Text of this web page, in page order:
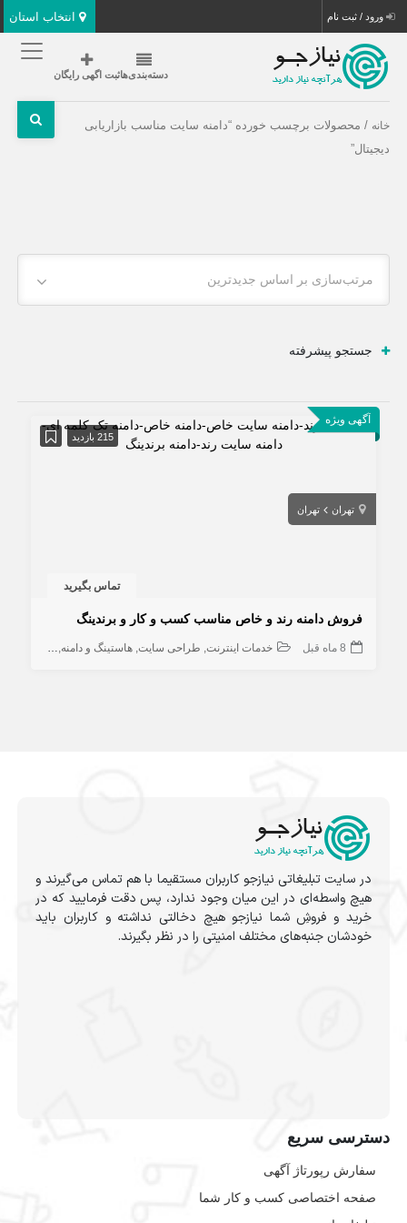
انتخاب استان ورود / ثبت نام
دسته‌بندی‌هاثبت اگهی رایگان
خانه / محصولات برچسب خورده “دامنه سایت مناسب بازاریابی
دیجیتال”
مرتب‌سازی بر اساس جدیدترین
جستجو پیشرفته
آگهی ویژه
215 بازدید
تهران تهران
تماس بگیرید
فروش دامنه رند و خاص مناسب کسب و کار و برندینگ
8 ماه قبل خدمات اینترنت طراحی سایت هاستینگ و دامنه کامپیوتر و
در سایت تبلیغاتی نیازجو کاربران مستقیما با هم تماس می‌گیرند و
هیچ واسطه‌ای در این میان وجود ندارد، پس دقت فرمایید که در
خرید و فروشِ شما نیازجو هیچ دخالتی نداشته و کاربران باید
خودشان جنبه‌های مختلف امنیتی را در نظر بگیرند.
دسترسی سریع
سفارش رپورتاژ آگهی
صفحه اختصاصی کسب و کار شما